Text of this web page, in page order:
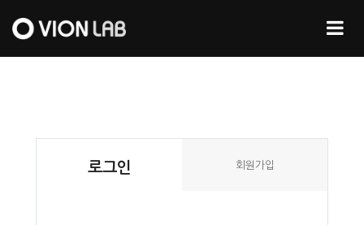
로그인 회원가입